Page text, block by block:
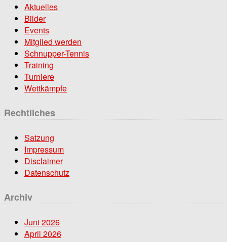
Aktuelles
Bilder
Events
Mitglied werden
Schnupper-Tennis
Training
Turniere
Wettkämpfe
Rechtliches
Satzung
Impressum
Disclaimer
Datenschutz
Archiv
Juni 2026
April 2026